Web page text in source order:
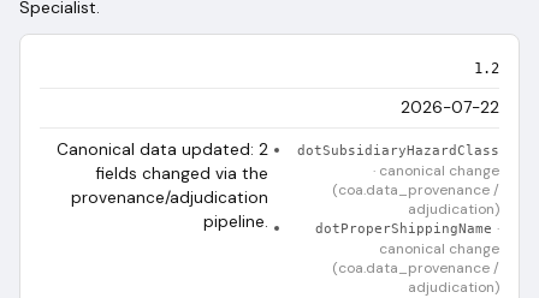
Specialist.
1.2
2026-07-22
Canonical data updated: 2
fields changed via the
provenance/adjudication
pipeline.
dotSubsidiaryHazardClass
· canonical change
(coa.data_provenance /
adjudication)
dotProperShippingName ·
canonical change
(coa.data_provenance /
adjudication)